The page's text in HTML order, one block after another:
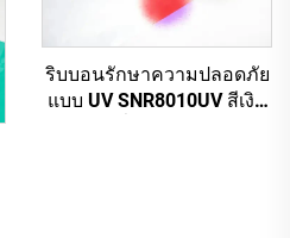
ริบบอนรักษาความปลอดภัย
แบบ UV SNR8010UV สีเงิน